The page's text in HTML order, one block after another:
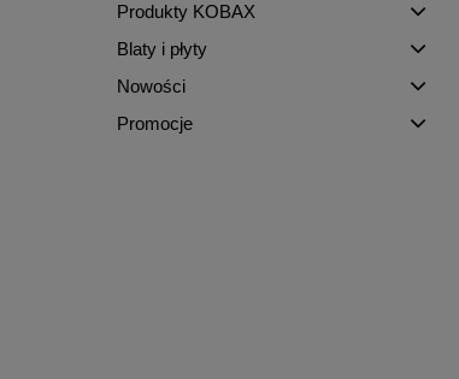
Produkty KOBAX
Blaty i płyty
Nowości
Promocje